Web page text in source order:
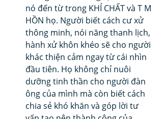
nó đến từ trong KHÍ CHẤT và T M
HỒN họ. Người biết cách cư xử
thông minh, nói năng thanh lịch,
hành xử khôn khéo sẽ cho người
khác thiện cảm ngay từ cái nhìn
đầu tiên. Họ không chỉ nuôi
dưỡng tinh thần cho người đàn
ông của mình mà còn biết cách
chia sẻ khó khăn và góp lời tư